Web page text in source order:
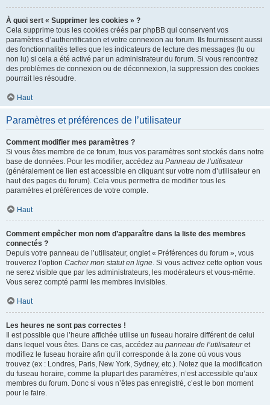
À quoi sert « Supprimer les cookies » ?
Cela supprime tous les cookies créés par phpBB qui conservent vos
paramètres d’authentification et votre connexion au forum. Ils fournissent aussi
des fonctionnalités telles que les indicateurs de lecture des messages (lu ou
non lu) si cela a été activé par un administrateur du forum. Si vous rencontrez
des problèmes de connexion ou de déconnexion, la suppression des cookies
pourrait les résoudre.
Haut
Paramètres et préférences de l’utilisateur
Comment modifier mes paramètres ?
Si vous êtes membre de ce forum, tous vos paramètres sont stockés dans notre
base de données. Pour les modifier, accédez au Panneau de l’utilisateur
(généralement ce lien est accessible en cliquant sur votre nom d’utilisateur en
haut des pages du forum). Cela vous permettra de modifier tous les
paramètres et préférences de votre compte.
Haut
Comment empêcher mon nom d’apparaître dans la liste des membres
connectés ?
Depuis votre panneau de l’utilisateur, onglet « Préférences du forum », vous
trouverez l’option Cacher mon statut en ligne. Si vous activez cette option vous
ne serez visible que par les administrateurs, les modérateurs et vous-même.
Vous serez compté parmi les membres invisibles.
Haut
Les heures ne sont pas correctes !
Il est possible que l’heure affichée utilise un fuseau horaire différent de celui
dans lequel vous êtes. Dans ce cas, accédez au panneau de l’utilisateuret
modifiez le fuseau horaire afin qu’il corresponde à la zone où vous vous
trouvez (ex : Londres, Paris, New York, Sydney, etc.). Notez que la modification
du fuseau horaire, comme la plupart des paramètres, n’est accessible qu’aux
membres du forum. Donc si vous n’êtes pas enregistré, c’est le bon moment
pour le faire.